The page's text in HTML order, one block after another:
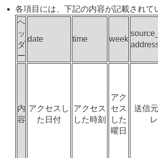
各項目には、下記の内容が記載されて
ヘ
ッ
ダ
ー
date time week
内
容
アクセスし
た日付
アクセス
した時刻
アク
セス
した
曜日
送信